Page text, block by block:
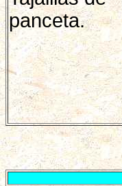
panceta.